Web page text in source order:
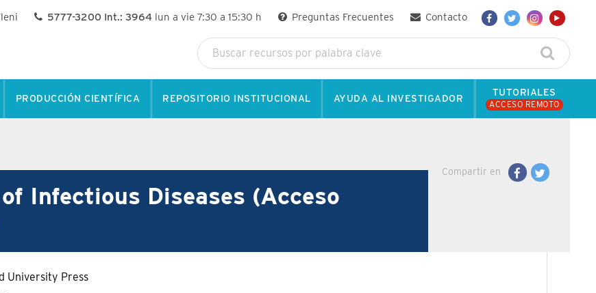
5777-3200 Int.: 3964lun a vie 7:30 a 15:30 h Preguntas Frecuentes Contacto
PRODUCCIÓN CIENTÍFICA REPOSITORIO INSTITUCIONAL AYUDA AL INVESTIGADOR
TUTORIALES
ACCESO REMOTO
Compartir en
Infectious Diseases (Acceso
University Press